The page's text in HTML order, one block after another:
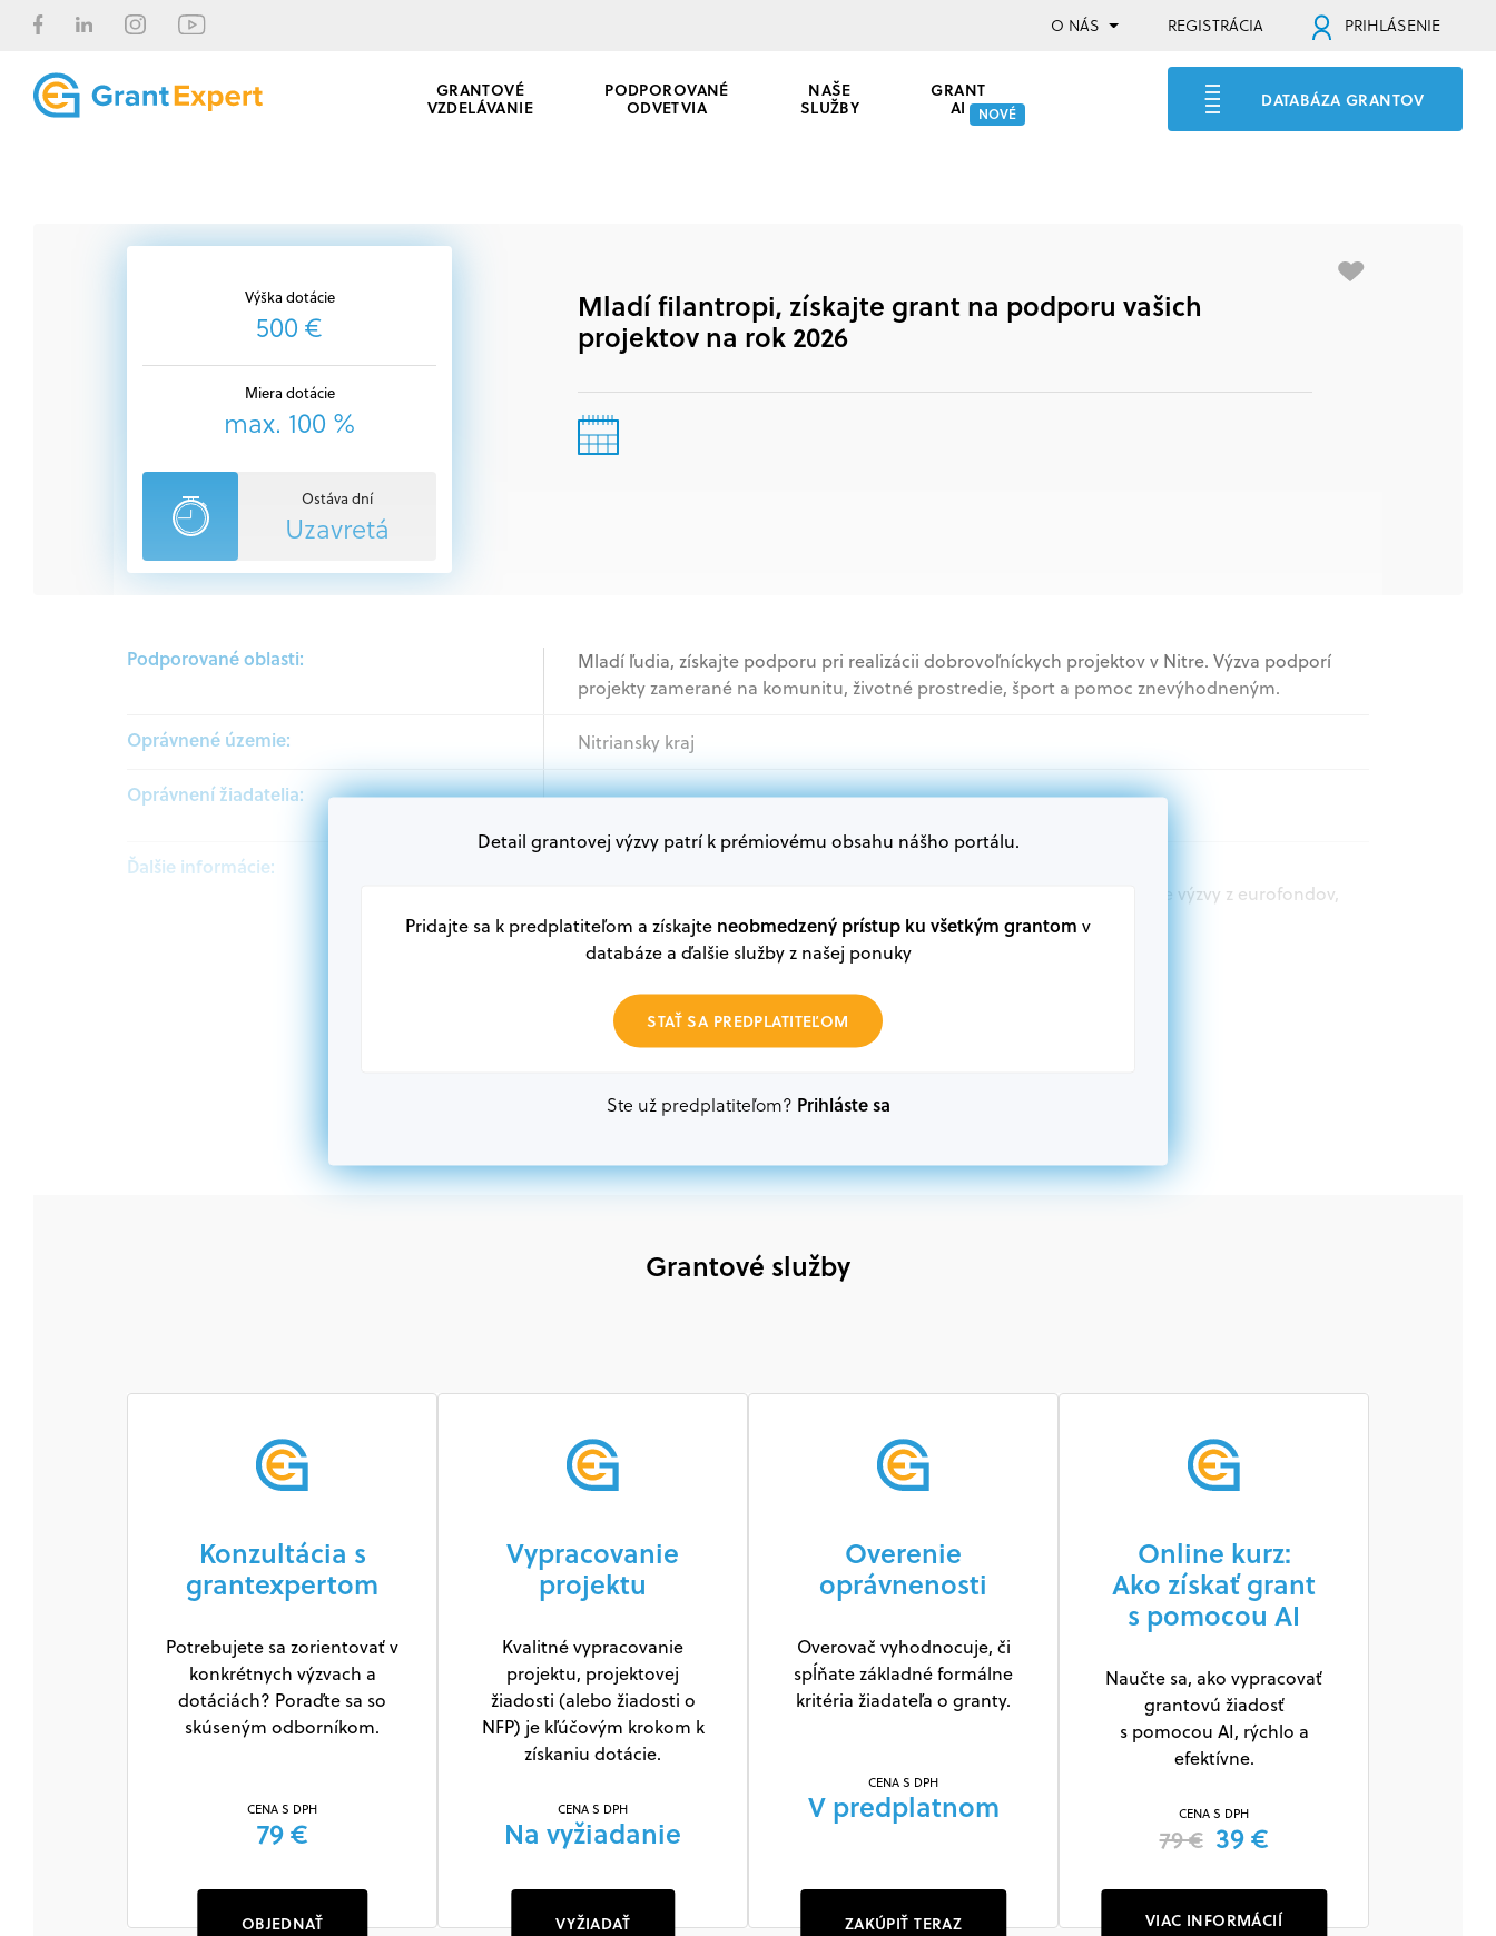
O NÁS REGISTRÁCIA PRIHLÁSENIE
GRANTOVÉ
VZDELÁVANIE
PODPOROVANÉ
ODVETVIA
NAŠE
SLUŽBY
GRANT
AI NOVÉ
DATABÁZA GRANTOV
Výška dotácie
500 €
Miera dotácie
max. 100 %
Ostáva dní
Uzavretá
Mladí filantropi, získajte grant na podporu vašich
projektov na rok 2026
Podporované oblasti:
Mladí ľudia, získajte podporu pri realizácii dobrovoľníckych projektov v Nitre. Výzva podporí
projekty zamerané na komunitu, životné prostredie, šport a pomoc znevýhodneným.
Oprávnené územie: Nitriansky kraj
Oprávnení žiadatelia:
Ďalšie informácie:
V databáze grantov a dotácií na portáli Grantexpert.sk nájdete aktuálne výzvy z eurofondov,
plánu obnovy a ďalších zdrojov.
Akákoľvek právnická osoba, t. j. verejný alebo súkromný subjekt, komerčný alebo nekomerčný,
ako aj mimovládne organizácie zriadené ako právnická osoba v Nórsku alebo na Slovensku,
alebo akákoľvek medzinárodná organizácia, orgán alebo agentúra aktívne zapojená a efektívne
Detail grantovej výzvy patrí k prémiovému obsahu nášho portálu.
Pridajte sa k predplatiteľom a získajte neobmedzený prístup ku všetkým grantom v
databáze a ďalšie služby z našej ponuky
STAŤ SA PREDPLATITEĽOM
Ste už predplatiteľom? Prihláste sa
Grantové služby
Konzultácia s
grantexpertom
Potrebujete sa zorientovať v
konkrétnych výzvach a
dotáciách? Poraďte sa so
skúseným odborníkom.
CENA S DPH
79 €
OBJEDNAŤ
Vypracovanie
projektu
Kvalitné vypracovanie
projektu, projektovej
žiadosti (alebo žiadosti o
NFP) je kľúčovým krokom k
získaniu dotácie.
CENA S DPH
Na vyžiadanie
VYŽIADAŤ
Overenie
oprávnenosti
Overovač vyhodnocuje, či
spĺňate základné formálne
kritéria žiadateľa o granty.
CENA S DPH
V predplatnom
ZAKÚPIŤ TERAZ
Online kurz:
Ako získať grant
s pomocou AI
Naučte sa, ako vypracovať
grantovú žiadosť
s pomocou AI, rýchlo a
efektívne.
CENA S DPH
79 € 39 €
VIAC INFORMÁCIÍ